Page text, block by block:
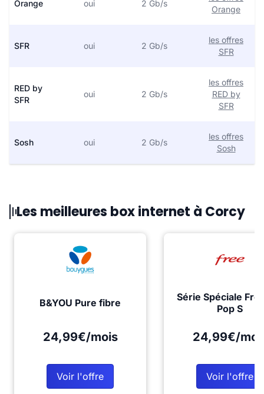
Orange oui 2 Gb/s
Orange
SFR oui 2 Gb/s
les offres
SFR
RED by
SFR
oui 2 Gb/s
les offres
RED by
SFR
Sosh oui 2 Gb/s
les offres
Sosh
Les meilleures box internet à Corcy
B&YOU Pure fibre
24,99€/mois
Voir l'offre
Série Spéciale
Pop S
24,99€/
Voir l'offre